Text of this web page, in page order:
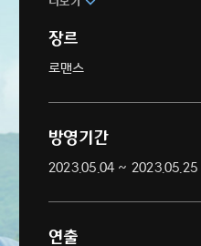
장르
로맨스
방영기간
2023.05.04 ~ 2023.05.25
연출